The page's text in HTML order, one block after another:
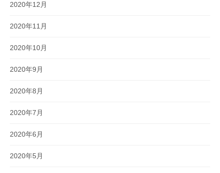
2020年12月
2020年11月
2020年10月
2020年9月
2020年8月
2020年7月
2020年6月
2020年5月